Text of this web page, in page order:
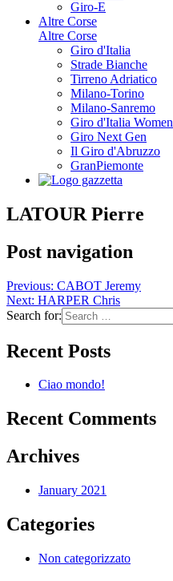
Giro-E
Altre Corse
Altre Corse
Giro d'Italia
Strade Bianche
Tirreno Adriatico
Milano-Torino
Milano-Sanremo
Giro d'Italia Women
Giro Next Gen
Il Giro d'Abruzzo
GranPiemonte
LATOUR Pierre
Post navigation
Previous: CABOT Jeremy
Next: HARPER Chris
Search for:
Recent Posts
Ciao mondo!
Recent Comments
Archives
January 2021
Categories
Non categorizzato